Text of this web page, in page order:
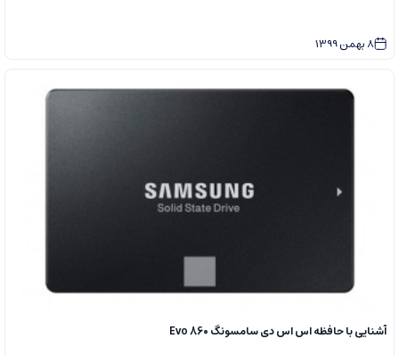
8بهمن1399
آشنایی با حافظه اس اس دی سامسونگ Evo 860